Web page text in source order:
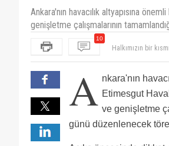
Ankara'nın havacılık altyapısına
genişletme çalışmalarının
10
Halkımızın bir
restoranlarda
edinmiş. Bu bir
yok. Aksine
A nkara'nın
Etimesgut
ve genişletme
günü düzenlenecek